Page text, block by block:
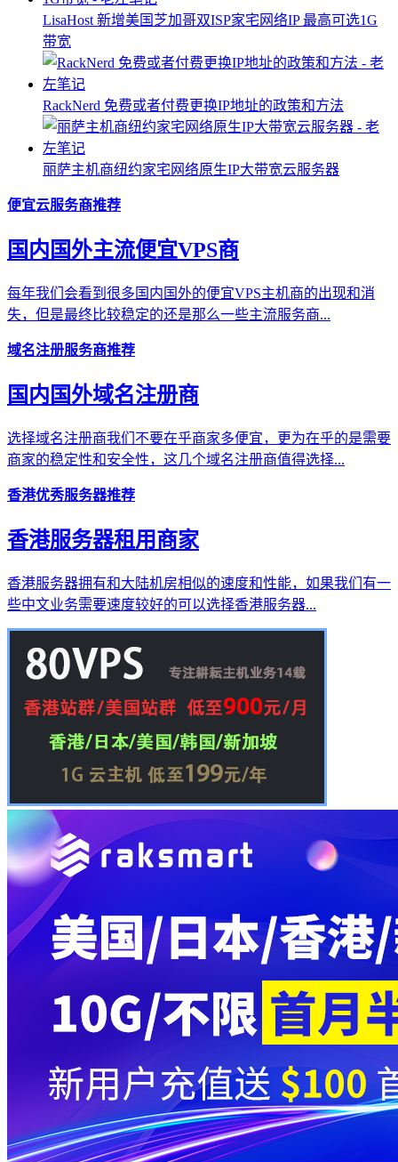
LisaHost 新增美国芝加哥双ISP家宅网络IP 最高可选1G
带宽
RackNerd 免费或者付费更换IP地址的政策和方法
丽萨主机商纽约家宅网络原生IP大带宽云服务器
便宜云服务商推荐
国内国外主流便宜VPS商
每年我们会看到很多国内国外的便宜VPS主机商的出现和消
失，但是最终比较稳定的还是那么一些主流服务商...
域名注册服务商推荐
国内国外域名注册商
选择域名注册商我们不要在乎商家多便宜，更为在乎的是需要
商家的稳定性和安全性，这几个域名注册商值得选择...
香港优秀服务器推荐
香港服务器租用商家
香港服务器拥有和大陆机房相似的速度和性能，如果我们有一
些中文业务需要速度较好的可以选择香港服务器...